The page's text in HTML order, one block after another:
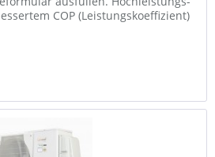
COP (Leistungskoeffizient)